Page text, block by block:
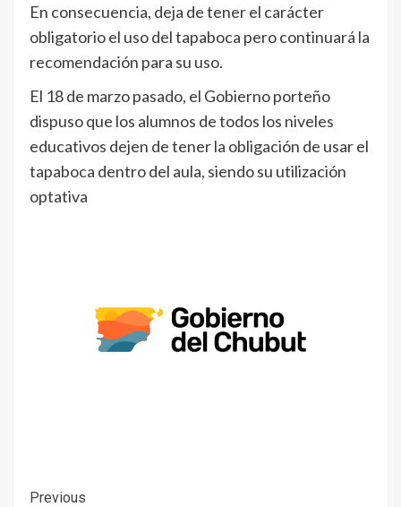
En consecuencia, deja de tener el carácter
obligatorio el uso del tapaboca pero continuará la
recomendación para su uso.
El 18 de marzo pasado, el Gobierno porteño
dispuso que los alumnos de todos los niveles
educativos dejen de tener la obligación de usar el
tapaboca dentro del aula, siendo su utilización
optativa
Previous